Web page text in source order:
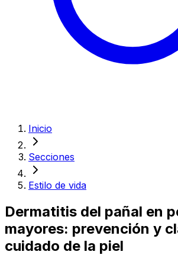
Inicio
Secciones
Estilo de vida
Dermatitis del pañal en
mayores: prevención y
cuidado de la piel